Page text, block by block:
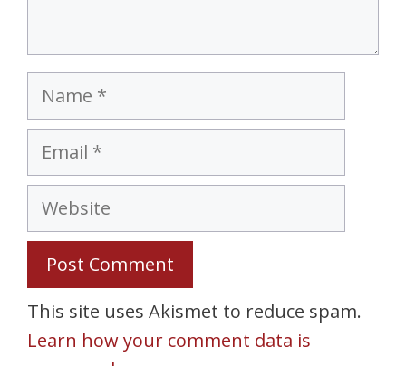
Name
Email
Website
This site uses Akismet to reduce spam.
Learn how your comment data is